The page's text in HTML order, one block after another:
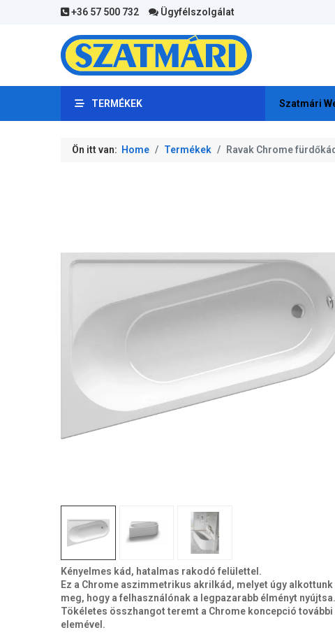
+36 57 500 732 Ügyfélszolgálat
TERMÉKEK Szatmári
Ön itt van: Home Termékek Ravak Chrome
Kényelmes kád, hatalmas rakodó felülettel.
Ez a Chrome aszimmetrikus akrilkád, melyet úgy alkottunk
meg, hogy a felhasználónak a legpazarabb élményt nyújtsa.
Tökéletes összhangot teremt a Chrome koncepció további
elemével.